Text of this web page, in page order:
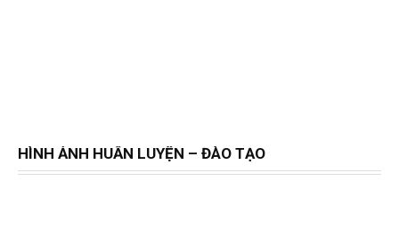
HÌNH ẢNH HUẤN LUYỆN – ĐÀO TẠO